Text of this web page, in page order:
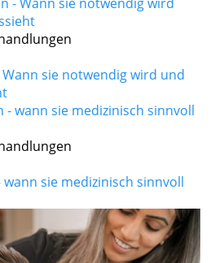
sie notwendig wird und
sie medizinisch sinnvoll